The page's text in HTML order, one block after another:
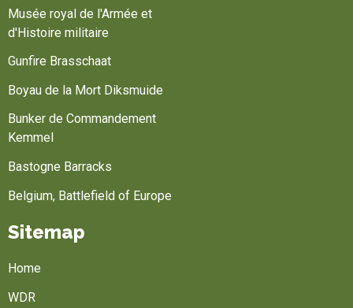
Musée royal de l'Armée et
d'Histoire militaire
Gunfire Brasschaat
Boyau de la Mort Diksmuide
Bunker de Commandement
Kemmel
Bastogne Barracks
Belgium, Battlefield of Europe
Sitemap
Home
WDR